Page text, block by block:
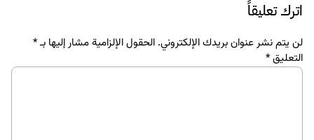
اترك تعليقاً
لن يتم نشر عنوان بريدك الإلكتروني. الحقول الإلزامية مشار إليها بـ*
التعليق*